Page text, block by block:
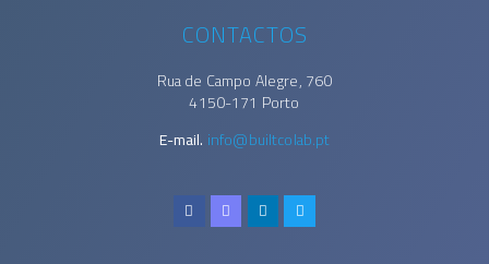
CONTACTOS
Rua de Campo Alegre, 760
4150-171 Porto
E-mail. info@builtcolab.pt